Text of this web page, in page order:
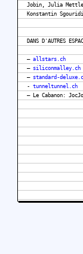
Jobin, Julia
Konstantin
DANS D'AUTRES
– allstars.ch
– siliconmalley.ch
– standard-
- tunneltunnel.ch
– Le Cabanon: